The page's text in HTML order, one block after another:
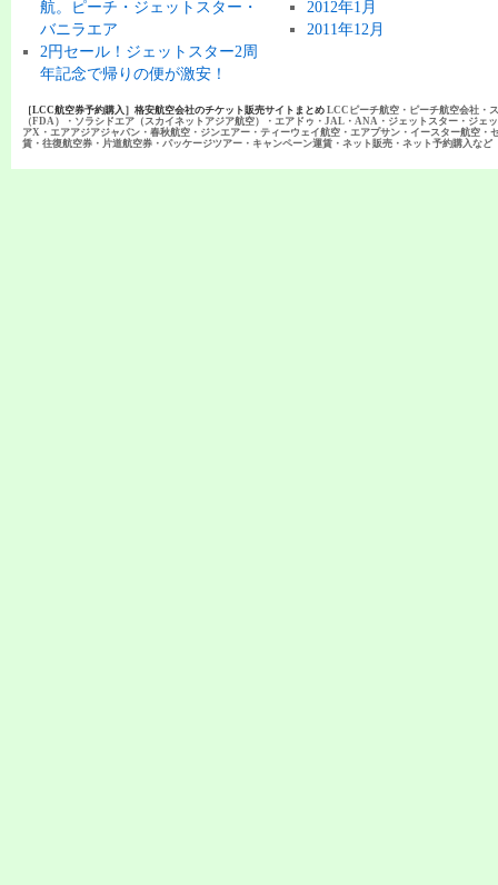
航。ピーチ・ジェットスター・
バニラエア
2円セール！ジェットスター2周
年記念で帰りの便が激安！
2012年1月
2011年12月
［LCC航空券予約購入］格安航空会社のチケット販売サイトまとめ LCCピーチ航空・ピーチ航空会社・
（FDA）・ソラシドエア（スカイネットアジア航空）・エアドゥ・JAL・ANA・ジェットスター・ジェ
アX・エアアジアジャパン・春秋航空・ジンエアー・ティーウェイ航空・エアプサン・イースター航空
賃・往復航空券・片道航空券・パッケージツアー・キャンペーン運賃・ネット販売・ネット予約購入など